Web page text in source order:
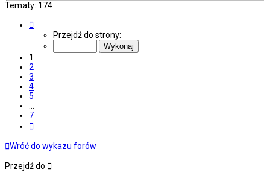
Tematy: 174
Przejdź do strony:
1
2
3
4
5
7
Wróć do wykazu forów
Przejdź do